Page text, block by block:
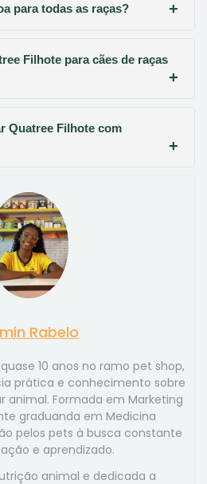
para todas as raças?
Filhote para cães de raças
Quatree Filhote com
Rabelo
10 anos no ramo pet shop,
prática e conhecimento sobre
animal. Formada em Marketing
graduanda em Medicina
pelos pets à busca constante
e aprendizado.
animal e dedicada a